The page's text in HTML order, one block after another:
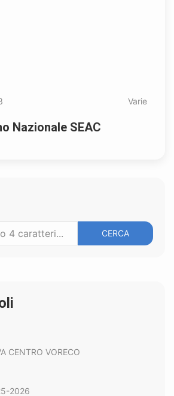
Varie
Nazionale SEAC
CERCA
CENTRO VORECO
2026